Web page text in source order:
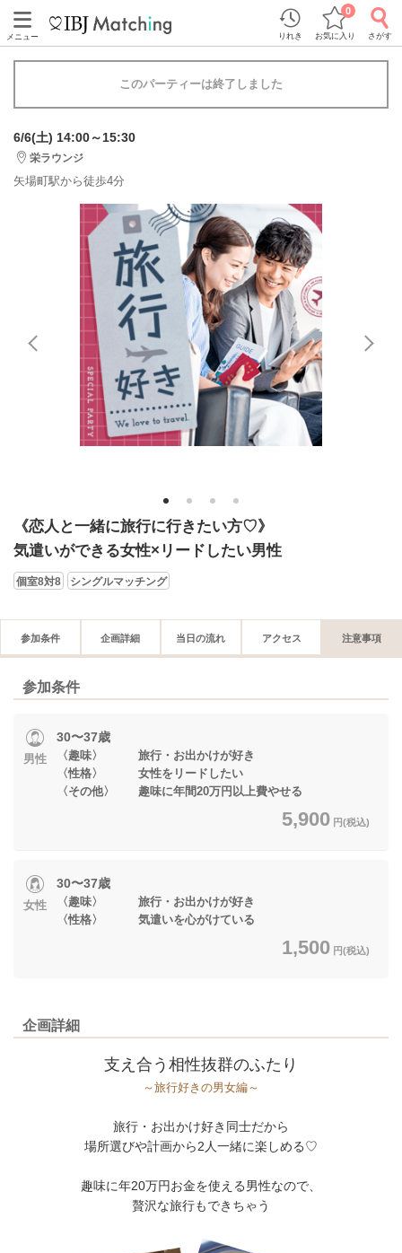
メニュー りれき お気に入り
0
さがす
このパーティーは終了しました
6/6(土) 14:00～15:30
栄ラウンジ
矢場町駅から徒歩4分
1 2 3 4
《恋人と一緒に旅行に行きたい方♡》
気遣いができる女性×リードしたい男性
個室8対8 シングルマッチング
参加条件 企画詳細 当日の流れ アクセス 注意事項
参加条件
男性
30〜37歳
〈趣味〉 旅行・お出かけが好き
〈性格〉 女性をリードしたい
〈その他〉 趣味に年間20万円以上費やせる
5,900 円(税込)
女性
30〜37歳
〈趣味〉 旅行・お出かけが好き
〈性格〉 気遣いを心がけている
1,500 円(税込)
企画詳細
支え合う相性抜群のふたり
～旅行好きの男女編～
旅行・お出かけ好き同士だから
場所選びや計画から2人一緒に楽しめる♡
趣味に年20万円お金を使える男性なので、
贅沢な旅行もできちゃう